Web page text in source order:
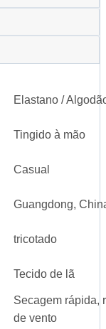
Elastano /
Tingido à mão
Casual
Guangdong,
tricotado
Tecido de lã
Secagem rápida,
de vento